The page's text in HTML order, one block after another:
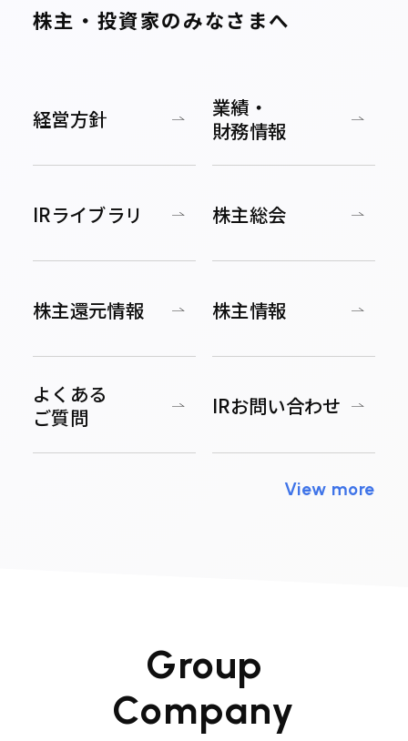
株主・投資家のみなさまへ
経営方針
業績・
財務情報
IRライブラリ 株主総会
株主還元情報 株主情報
よくある
ご質問
IRお問い合わせ
View more
Group
Company